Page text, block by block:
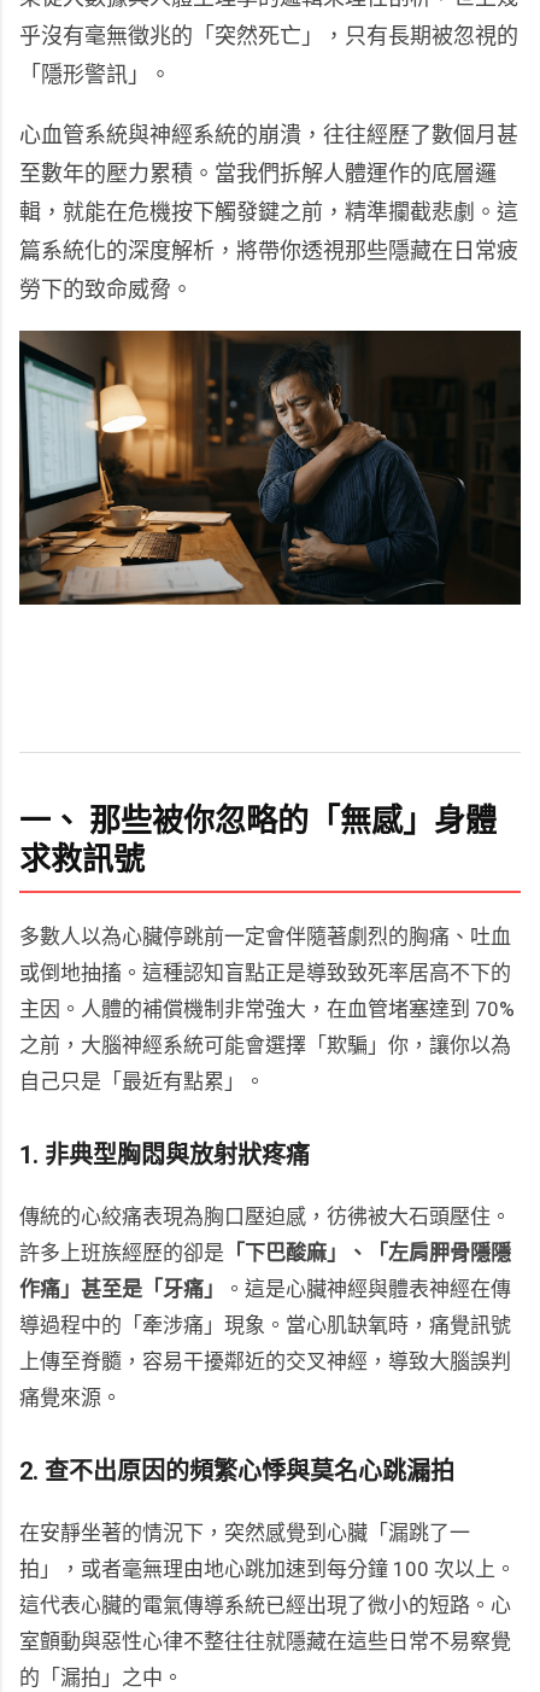
乎沒有毫無徵兆的「突然死亡」，只有長期被忽視的
「隱形警訊」。
心血管系統與神經系統的崩潰，往往經歷了數個月甚
至數年的壓力累積。當我們拆解人體運作的底層邏
輯，就能在危機按下觸發鍵之前，精準攔截悲劇。這
篇系統化的深度解析，將帶你透視那些隱藏在日常疲
勞下的致命威脅。
一、 那些被你忽略的「無感」身體
求救訊號
多數人以為心臟停跳前一定會伴隨著劇烈的胸痛、吐血
或倒地抽搐。這種認知盲點正是導致致死率居高不下的
主因。人體的補償機制非常強大，在血管堵塞達到 70%
之前，大腦神經系統可能會選擇「欺騙」你，讓你以為
自己只是「最近有點累」。
1. 非典型胸悶與放射狀疼痛
傳統的心絞痛表現為胸口壓迫感，彷彿被大石頭壓住。
許多上班族經歷的卻是 「下巴酸麻」、「左肩胛骨隱隱
作痛」甚至是「牙痛」
。這是心臟神經與體表神經在傳
導過程中的「牽涉痛」現象。當心肌缺氧時，痛覺訊號
上傳至脊髓，容易干擾鄰近的交叉神經，導致大腦誤判
痛覺來源。
2. 查不出原因的頻繁心悸與莫名心跳漏拍
在安靜坐著的情況下，突然感覺到心臟「漏跳了一
拍」，或者毫無理由地心跳加速到每分鐘 100 次以上。
這代表心臟的電氣傳導系統已經出現了微小的短路。心
室顫動與惡性心律不整往往就隱藏在這些日常不易察覺
的「漏拍」之中。